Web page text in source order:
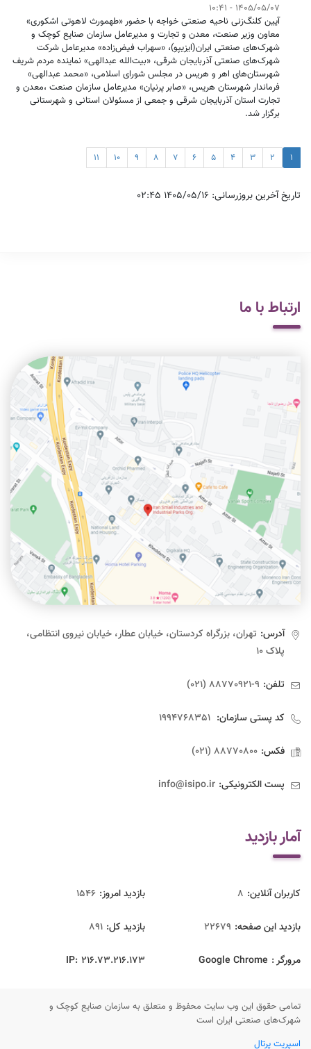
1405/05/07 - 10:41
آیین کلنگ‌زنی ناحیه صنعتی خواجه با حضور «طهمورث لاهوتی اشکوری»
معاون وزیر صنعت، معدن و تجارت و مدیرعامل سازمان صنایع کوچک و
شهرک‌های صنعتی ایران(ایزیپو)، «سهراب فیض‌زاده» مدیرعامل شرکت
شهرک‌های صنعتی آذربایجان شرقی، «بیت‌الله عبدالهی» نماینده مردم شریف
شهرستان‌های اهر و هریس در مجلس شورای اسلامی، «محمد عبدالهی»
فرماندار شهرستان هریس، «صابر پرنیان» مدیرعامل سازمان صنعت ،معدن و
تجارت استان آذربایجان شرقی و جمعی از مسئولان استانی و شهرستانی
برگزار شد.
1
2
3
4
5
6
7
8
9
10
11
تاریخ آخرین بروزرسانی: 1405/05/16 02:45
ارتباط با ما
آدرس: تهران، بزرگراه کردستان، خیابان عطار، خیابان نیروی انتظامی،
پلاک ۱۰
تلفن: 9-88770921 (021)
کد پستی سازمان:
فکس: 88770800 (021)
پست الکترونیکی: info@isipo.ir
آمار بازدید
کاربران آنلاین: 8 بازدید امروز: 1546
بازدید این صفحه: 22679 بازدید‌ کل: 891
مرورگر : Google Chrome
IP: 216.73.216.173
تمامی حقوق این وب سایت محفوظ و متعلق به سازمان صنایع کوچک و
شهرک‌های صنعتی ایران است
اسپریت پرتال